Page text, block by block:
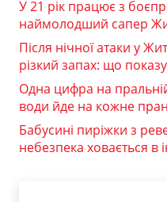
У 21 рік працює з
наймолодший сапер
Після нічної атаки у
різкий запах: що
Одна цифра на
води йде на кожне
Бабусині пиріжки з
небезпека ховається в